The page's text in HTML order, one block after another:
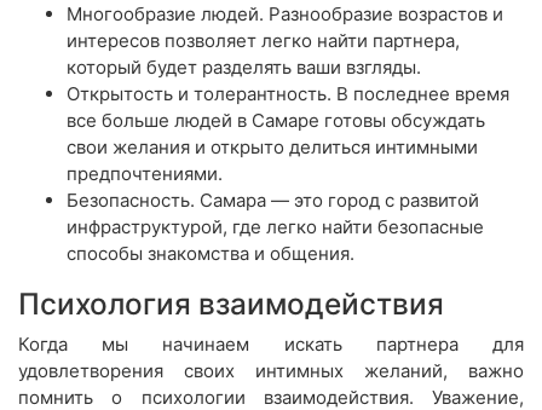
Многообразие людей. Разнообразие возрастов и
интересов позволяет легко найти партнера,
который будет разделять ваши взгляды.
Открытость и толерантность. В последнее время
все больше людей в Самаре готовы обсуждать
свои желания и открыто делиться интимными
предпочтениями.
Безопасность. Самара — это город с развитой
инфраструктурой, где легко найти безопасные
способы знакомства и общения.
Психология взаимодействия
Когда мы начинаем искать партнера для
удовлетворения своих интимных желаний, важно
помнить о психологии взаимодействия. Уважение,